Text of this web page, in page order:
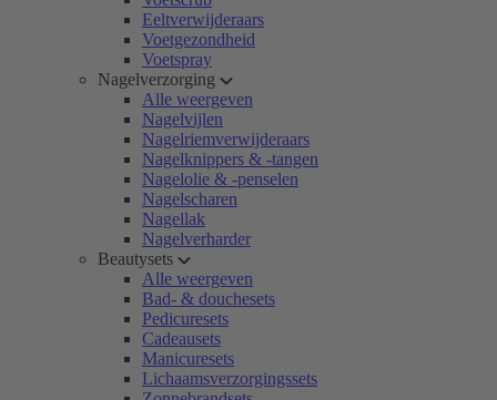
Eeltverwijderaars
Voetgezondheid
Voetspray
Nagelverzorging
Alle weergeven
Nagelvijlen
Nagelriemverwijderaars
Nagelknippers & -tangen
Nagelolie & -penselen
Nagelscharen
Nagellak
Nagelverharder
Beautysets
Alle weergeven
Bad- & douchesets
Pedicuresets
Cadeausets
Manicuresets
Lichaamsverzorgingssets